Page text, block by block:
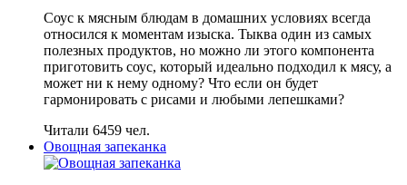
Соус к мясным блюдам в домашних условиях всегда
относился к моментам изыска. Тыква один из самых
полезных продуктов, но можно ли этого компонента
приготовить соус, который идеально подходил к мясу, а
может ни к нему одному? Что если он будет
гармонировать с рисами и любыми лепешками?
Читали 6459 чел.
Овощная запеканка